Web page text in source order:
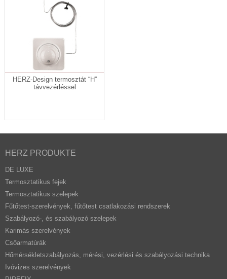
HERZ-Design termosztát “H”
távvezérléssel
HERZ PRODUKTE
DE LUXE
Termosztatikus fejek
Termosztatikus szelepek
Fűtőtest-szerelvények, fűtőtest csatlakozási rendszerek
Szabályozó-, és szabályozó szelepek
Karimás szerelvények
Csőarmatúrák
Hőmérsékletszabályozás, mérési, vezérlési és szabályozási technika
Ivóvizes szerelvények